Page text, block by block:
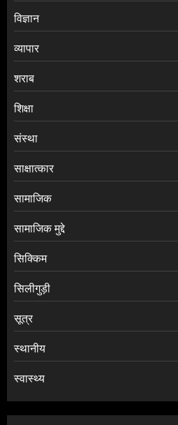
विज्ञान
व्यापार
शराब
शिक्षा
संस्था
साक्षात्कार
सामाजिक
सामाजिक मुद्दे
सिक्किम
सिलीगुड़ी
सूत्र
स्थानीय
स्वास्थ्य